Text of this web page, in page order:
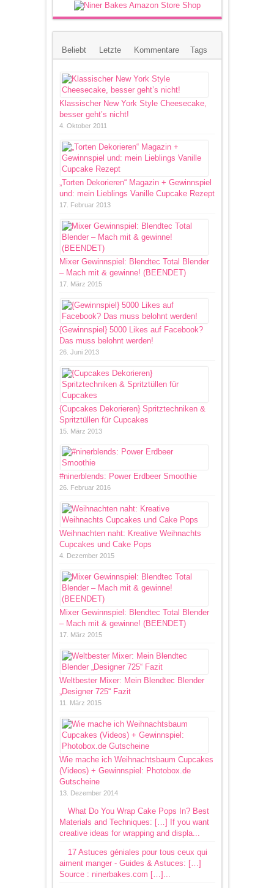
Beliebt Letzte Kommentare Tags
Klassischer New York Style Cheesecake,
besser geht’s nicht!
4. Oktober 2011
„Torten Dekorieren“ Magazin + Gewinnspiel
und: mein Lieblings Vanille Cupcake Rezept
17. Februar 2013
Mixer Gewinnspiel: Blendtec Total Blender
– Mach mit & gewinne! (BEENDET)
17. März 2015
{Gewinnspiel} 5000 Likes auf Facebook?
Das muss belohnt werden!
26. Juni 2013
{Cupcakes Dekorieren} Spritztechniken &
Spritztüllen für Cupcakes
15. März 2013
#ninerblends: Power Erdbeer Smoothie
26. Februar 2016
Weihnachten naht: Kreative Weihnachts
Cupcakes und Cake Pops
4. Dezember 2015
Mixer Gewinnspiel: Blendtec Total Blender
– Mach mit & gewinne! (BEENDET)
17. März 2015
Weltbester Mixer: Mein Blendtec Blender
„Designer 725“ Fazit
11. März 2015
Wie mache ich Weihnachtsbaum Cupcakes
(Videos) + Gewinnspiel: Photobox.de
Gutscheine
13. Dezember 2014
What Do You Wrap Cake Pops In? Best
Materials and Techniques: […] If you want
creative ideas for wrapping and displa...
17 Astuces géniales pour tous ceux qui
aiment manger - Guides & Astuces: […]
Source : ninerbakes.com […]...